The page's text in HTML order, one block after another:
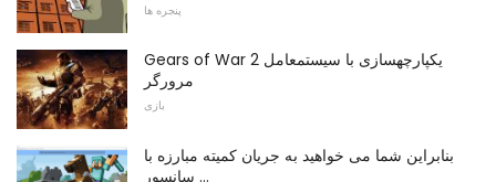
پنجره ها
Gears of War 2 یکپارچهسازی با سیستمعامل
مرورگر
بازی
بنابراین شما می خواهید به جریان کمیته مبارزه با
سانسور ...